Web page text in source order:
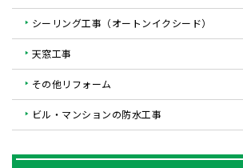
シーリング工事（オートンイクシード）
天窓工事
その他リフォーム
ビル・マンションの防水工事